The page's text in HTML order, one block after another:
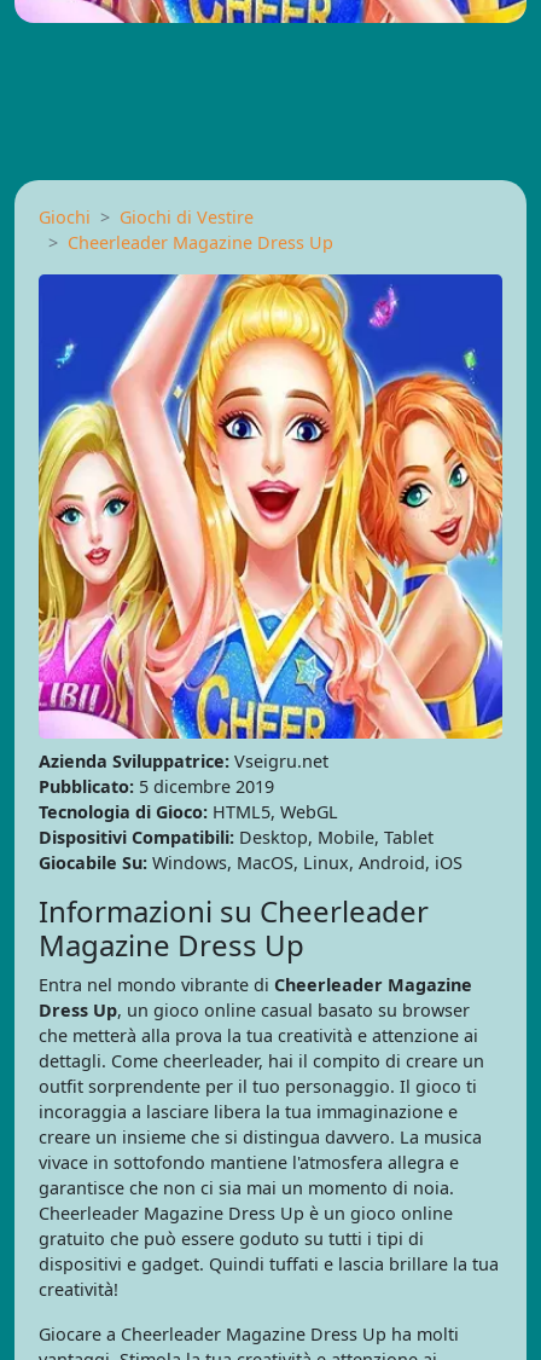
Giochi
Giochi di Vestire
Cheerleader Magazine Dress Up
Azienda Sviluppatrice: Vseigru.net
Pubblicato: 5 dicembre 2019
Tecnologia di Gioco: HTML5, WebGL
Dispositivi Compatibili: Desktop, Mobile, Tablet
Giocabile Su: Windows, MacOS, Linux, Android, iOS
Informazioni su Cheerleader
Magazine Dress Up
Entra nel mondo vibrante di Cheerleader Magazine
Dress Up, un gioco online casual basato su browser
che metterà alla prova la tua creatività e attenzione ai
dettagli. Come cheerleader, hai il compito di creare un
outfit sorprendente per il tuo personaggio. Il gioco ti
incoraggia a lasciare libera la tua immaginazione e
creare un insieme che si distingua davvero. La musica
vivace in sottofondo mantiene l'atmosfera allegra e
garantisce che non ci sia mai un momento di noia.
Cheerleader Magazine Dress Up è un gioco online
gratuito che può essere goduto su tutti i tipi di
dispositivi e gadget. Quindi tuffati e lascia brillare la tua
creatività!
Giocare a Cheerleader Magazine Dress Up ha molti